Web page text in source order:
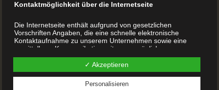
Nutzen Sie rechtzeitig vor dem Druck eine Beratung
vonBuchdrucker.at
Suchen Sie sich Hilfe für die passende Bindung, z.
Checken Sie bei einem Geschenk die Lieferzeit und
Kontaktmöglichkeit über die Internetseite
Die Internetseite enthält aufgrund von gesetzlichen
Vorschriften Angaben, die eine schnelle elektronische
Kontaktaufnahme zu unserem Unternehmen sowie eine
unmittelbare Kommunikation mit uns ermöglichen, was
ebenfalls eine allgemeine Adresse der sogenannten
elektronischen Post (E-Mail-Adresse) umfasst. Sofern eine
betroffene Person per E-Mail oder über ein Kontaktformular
den Kontakt mit dem für die Verarbeitung Verantwortlichen
aufnimmt, werden die von der betroffenen Person
✓ Akzeptieren
Personalisieren